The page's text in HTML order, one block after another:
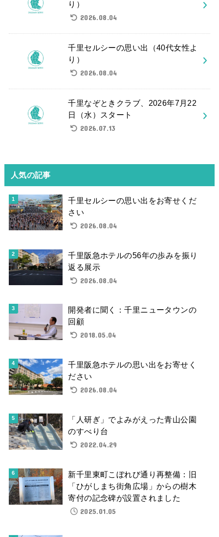
り）
2026.08.04
千里セルシーの思い出（40代女性よ
り）
2026.08.04
千里なぞときクラブ、2026年7月22
日（水）スタート
2026.07.13
人気の記事
千里セルシーの思い出をお寄せくだ
さい
2026.08.04
千里阪急ホテルの56年の歩みを振り
返る展示
2026.08.04
開発者に聞く：千里ニュータウンの
回顧
2018.05.04
千里阪急ホテルの思い出をお寄せく
ださい
2026.08.04
「人研ぎ」でよみがえった青山公園
のすべり台
2022.04.29
新千里東町こぼれび通り再整備：旧
「ひがしまち街角広場」からの樹木
寄付の記念碑が設置されました
2025.01.05